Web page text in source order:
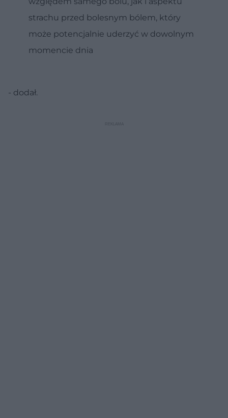
strachu przed bolesnym bólem, który
może potencjalnie uderzyć w dowolnym
momencie dnia
- dodał.